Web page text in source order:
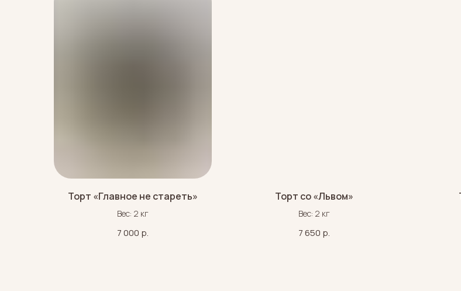
Торт «Главное не стареть»
Вес: 2 кг
7 000 р.
Торт со «Львом»
Вес: 2 кг
7 650 р.